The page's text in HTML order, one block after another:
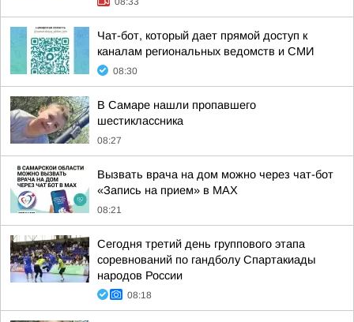
Чат-бот, который дает прямой доступ к
каналам региональных ведомств и СМИ
08:30
В Самаре нашли пропавшего
шестиклассника
08:27
Вызвать врача на дом можно через чат-бот
«Запись на прием» в MAX
08:21
Сегодня третий день группового этапа
соревнований по гандболу Спартакиады
народов России
08:18